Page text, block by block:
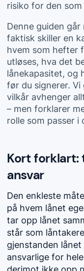
risiko for den
Denne guiden
faktisk skiller en
hvem som hefter
utløses, hva det
lånekapasitet, og
før du signerer.
vilkår avhenger
– men forklarer
rolle som passer i
Kort forklart:
ansvar
Den enkleste
på hvem lånet
tar opp lånet
står som
gjenstanden
ansvarlige for